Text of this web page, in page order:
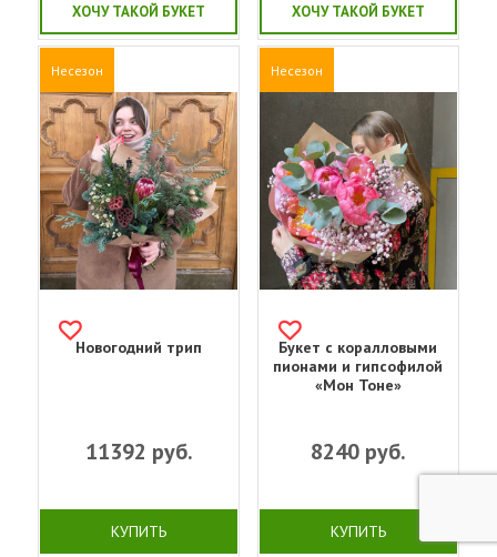
ХОЧУ ТАКОЙ БУКЕТ ХОЧУ ТАКОЙ БУКЕТ
Несезон
Новогодний трип
11392 руб.
КУПИТЬ
Несезон
Букет с коралловыми
пионами и гипсофилой
«Мон Тоне»
8240руб.
КУПИТЬ